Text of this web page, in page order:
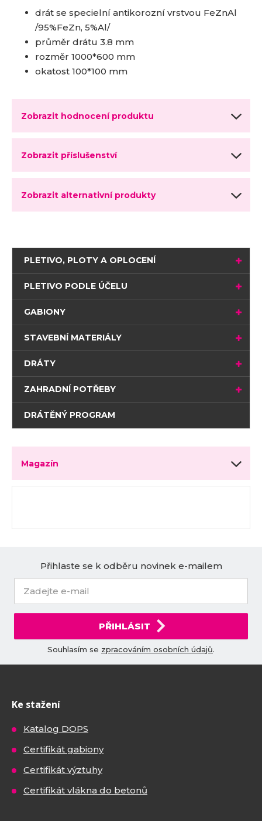
drát se specielní antikorozní vrstvou FeZnAl
/95%FeZn, 5%Al/
průměr drátu 3.8 mm
rozměr 1000*600 mm
okatost 100*100 mm
Zobrazit hodnocení produktu
Zobrazit příslušenství
Zobrazit alternativní produkty
PLETIVO, PLOTY A OPLOCENÍ
PLETIVO PODLE ÚČELU
GABIONY
STAVEBNÍ MATERIÁLY
DRÁTY
ZAHRADNÍ POTŘEBY
DRÁTĚNÝ PROGRAM
Magazín
Přihlaste se k odběru novinek e-mailem
PŘIHLÁSIT
Souhlasím se zpracováním osobních údajů.
Ke stažení
Katalog DOPS
Certifikát gabiony
Certifikát výztuhy
Certifikát vlákna do betonů